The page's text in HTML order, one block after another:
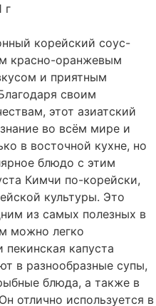
г
корейский соус-
красно-оранжевым
и приятным
своим
этот азиатский
во всём мире и
в восточной кухне, но
блюдо с этим
Кимчи по-корейски,
культуры. Это
из самых полезных в
можно легко
капуста
в разнообразные супы,
блюда, а также в
отлично используется в